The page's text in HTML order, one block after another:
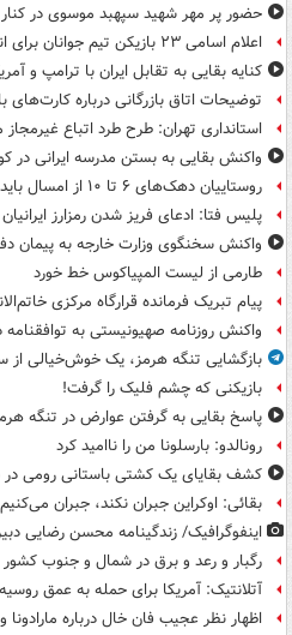
حضور پر مهر شهید سپهبد موسوی در
اعلام اسامی ۲۳ بازیکن تیم جوانان برای انتخابی جام ملت‌ها
کنایه بقایی به تقابل ایران با ترامپ و
توضیحات اتاق بازرگانی درباره کارت‌های
استانداری تهران: طرح طرد اتباع
واکنش بقایی به بستن مدرسه ایرانی در
روستاییان دهک‌های ۶ تا ۱۰ از امسال باید حق بیمه بپردازند
پلیس فتا: ادعای فریز شدن رمزارز
واکنش سخنگوی وزارت خارجه به پیمان
طارمی از لیست المپیاکوس خط خورد
پیام تبریک فرمانده قرارگاه مرکزی
واکنش روزنامه صهیونیستی به
بازگشایی تنگه هرمز، یک خوش‌خیالی از
بازیکنی که چشم فلیک را گرفت!
پاسخ بقایی به گرفتن عوارض در تنگه
رونالدو: بارسلونا من را ناامید کرد
کشف بقایای یک کشتی باستانی رومی در
بقائی: اوکراین جبران نکند، جبران می‌کنیم
اینفوگرافیک/ زندگینامه محسن رضایی
رگبار و رعد و برق در شمال و جنوب کشور
آتلانتیک: آمریکا برای حمله به عمق
اظهار نظر عجیب فان خال درباره